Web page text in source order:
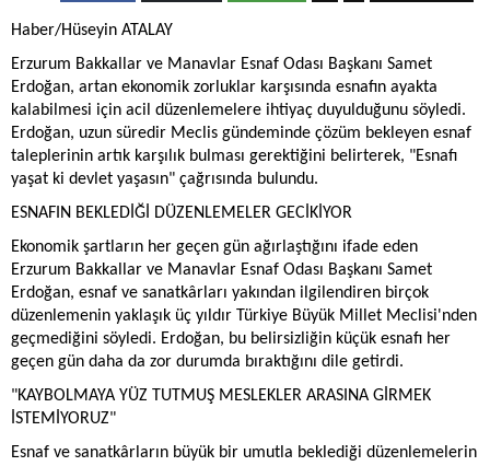
Haber/Hüseyin ATALAY
Erzurum Bakkallar ve Manavlar Esnaf Odası Başkanı Samet
Erdoğan, artan ekonomik zorluklar karşısında esnafın ayakta
kalabilmesi için acil düzenlemelere ihtiyaç duyulduğunu söyledi.
Erdoğan, uzun süredir Meclis gündeminde çözüm bekleyen esnaf
taleplerinin artık karşılık bulması gerektiğini belirterek, "Esnafı
yaşat ki devlet yaşasın" çağrısında bulundu.
ESNAFIN BEKLEDİĞİ DÜZENLEMELER GECİKİYOR
Ekonomik şartların her geçen gün ağırlaştığını ifade eden
Erzurum Bakkallar ve Manavlar Esnaf Odası Başkanı Samet
Erdoğan, esnaf ve sanatkârları yakından ilgilendiren birçok
düzenlemenin yaklaşık üç yıldır Türkiye Büyük Millet Meclisi'nden
geçmediğini söyledi. Erdoğan, bu belirsizliğin küçük esnafı her
geçen gün daha da zor durumda bıraktığını dile getirdi.
"KAYBOLMAYA YÜZ TUTMUŞ MESLEKLER ARASINA GİRMEK
İSTEMİYORUZ"
Esnaf ve sanatkârların büyük bir umutla beklediği düzenlemelerin